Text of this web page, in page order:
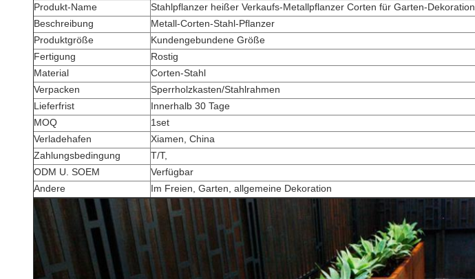
Produkt-Name
Stahlpflanzer heißer Verkaufs-Metallpflanzer Corten für Garten-Dekoration
Beschreibung
Metall-Corten-Stahl-Pflanzer
Produktgröße
Kundengebundene Größe
Fertigung
Rostig
Material
Corten-Stahl
Verpacken
Sperrholzkasten/Stahlrahmen
Lieferfrist
Innerhalb 30 Tage
MOQ
1set
Verladehafen
Xiamen, China
Zahlungsbedingung
T/T,
ODM U. SOEM
Verfügbar
Andere
Im Freien, Garten, allgemeine Dekoration